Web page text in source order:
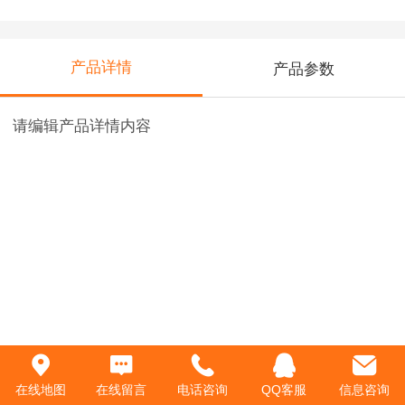
产品详情 产品参数
请编辑产品详情内容
在线地图 在线留言 电话咨询 QQ客服 信息咨询